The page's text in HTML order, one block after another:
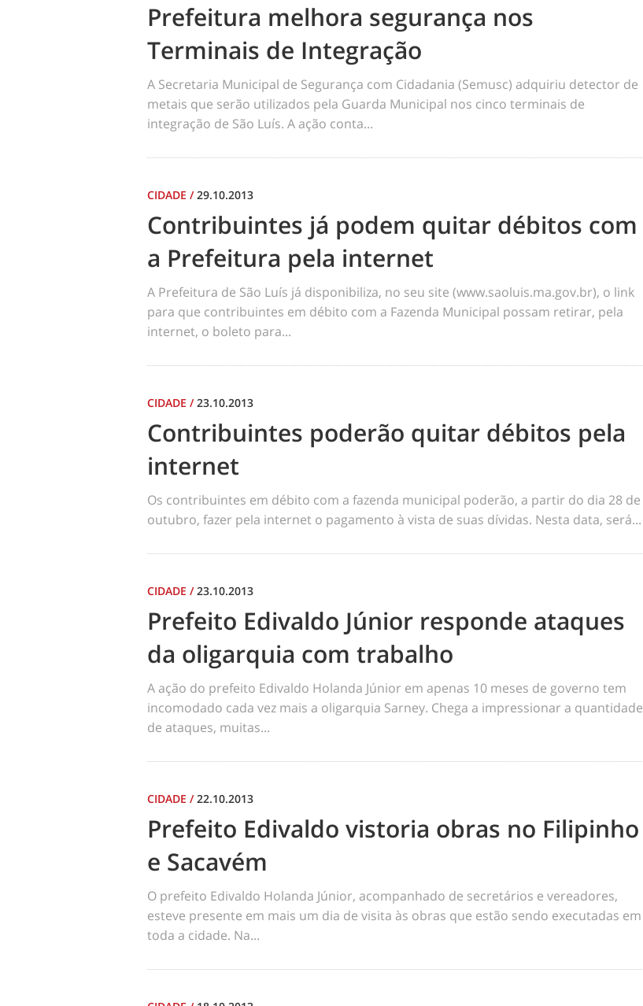
Prefeitura melhora segurança nos
Terminais de Integração
A Secretaria Municipal de Segurança com Cidadania (Semusc) adquiriu detector de
metais que serão utilizados pela Guarda Municipal nos cinco terminais de
integração de São Luís. A ação conta...
CIDADE /29.10.2013
Contribuintes já podem quitar débitos com
a Prefeitura pela internet
A Prefeitura de São Luís já disponibiliza, no seu site (www.saoluis.ma.gov.br), o link
para que contribuintes em débito com a Fazenda Municipal possam retirar, pela
internet, o boleto para...
CIDADE /23.10.2013
Contribuintes poderão quitar débitos pela
internet
Os contribuintes em débito com a fazenda municipal poderão, a partir do dia 28 de
outubro, fazer pela internet o pagamento à vista de suas dívidas. Nesta data, será...
CIDADE /23.10.2013
Prefeito Edivaldo Júnior responde ataques
da oligarquia com trabalho
A ação do prefeito Edivaldo Holanda Júnior em apenas 10 meses de governo tem
incomodado cada vez mais a oligarquia Sarney. Chega a impressionar a quantidade
de ataques, muitas...
CIDADE /22.10.2013
Prefeito Edivaldo vistoria obras no Filipinho
e Sacavém
O prefeito Edivaldo Holanda Júnior, acompanhado de secretários e vereadores,
esteve presente em mais um dia de visita às obras que estão sendo executadas em
toda a cidade. Na...